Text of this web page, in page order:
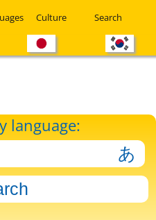
Culture Search
language: